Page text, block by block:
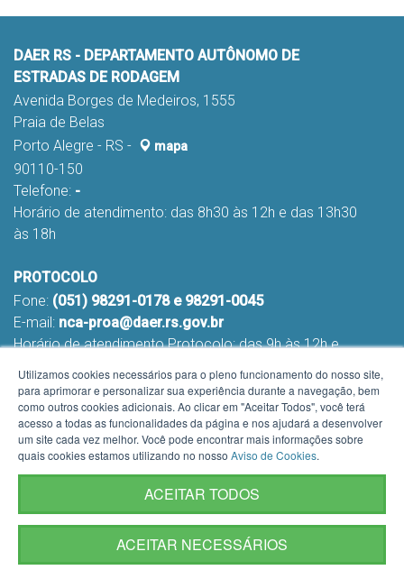
DAER RS - DEPARTAMENTO AUTÔNOMO DE
ESTRADAS DE RODAGEM
Avenida Borges de Medeiros, 1555
Praia de Belas
Porto Alegre - RS -
mapa
90110-150
Telefone: -
Horário de atendimento: das 8h30 às 12h e das 13h30
às 18h
PROTOCOLO
Fone: (051) 98291-0178 e 98291-0045
E-mail: nca-proa@daer.rs.gov.br
Horário de atendimento Protocolo: das 9h às 12h e
Termos de Uso
Utilizamos cookies necessários para o pleno funcionamento do nosso site,
para aprimorar e personalizar sua experiência durante a navegação, bem
como outros cookies adicionais. Ao clicar em "Aceitar Todos", você terá
acesso a todas as funcionalidades da página e nos ajudará a desenvolver
um site cada vez melhor. Você pode encontrar mais informações sobre
quais cookies estamos utilizando no nosso Aviso de Cookies.
ACEITAR TODOS
ACEITAR NECESSÁRIOS